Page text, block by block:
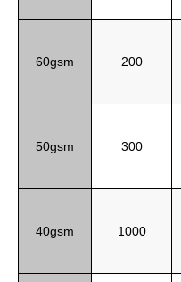
60gsm 200
50gsm 300
40gsm 1000